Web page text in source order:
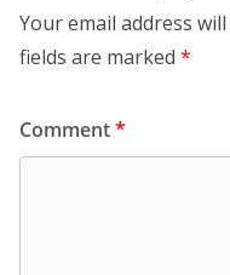
Your email address
fields are marked *
Comment*